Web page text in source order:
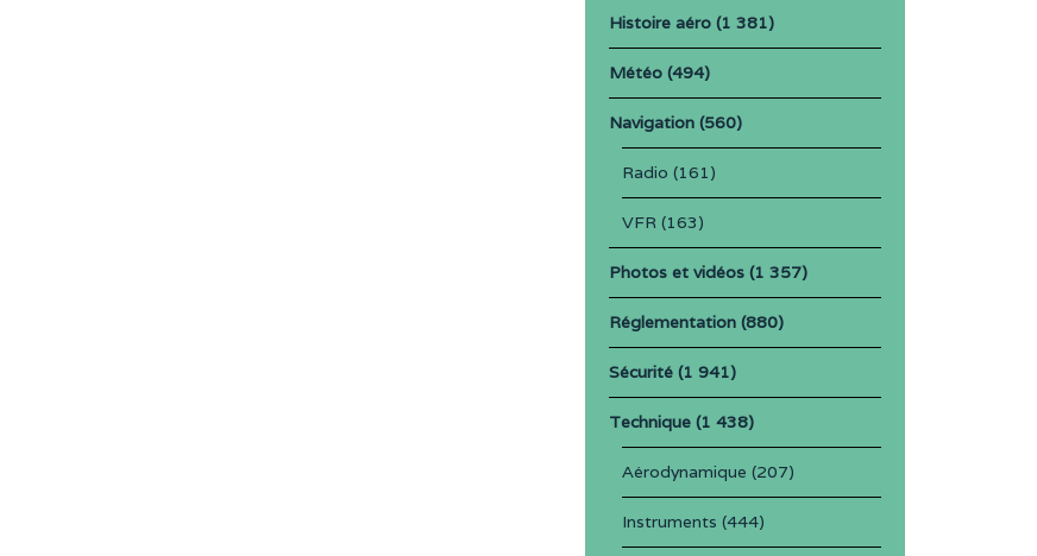
Histoire aéro(1 381)
Météo(494)
Navigation(560)
Radio (161)
VFR (163)
Photos et vidéos(1 357)
Réglementation(880)
Sécurité(1 941)
Technique(1 438)
Aérodynamique (207)
Instruments (444)